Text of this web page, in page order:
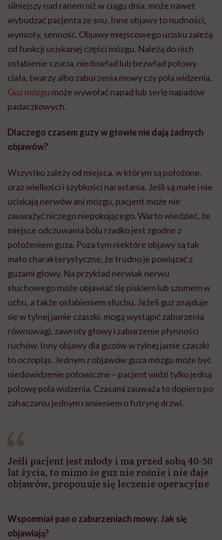
silniejszy nad ranem niż w ciągu dnia, może nawet
wybudzać pacjenta ze snu. Inne objawy to nudności,
wymioty, senność. Objawy miejscowego ucisku zależą
od funkcji uciskanej części mózgu. Należą do nich
osłabienie czucia, niedowład lub bezwład połowy
ciała, twarzy albo zaburzenia mowy czy pola widzenia.
Guz mózgu może wywołać napad lub serię napadów
padaczkowych.
Dlaczego czasem guzy w głowie nie dają żadnych
objawów?
Wszystko zależy od miejsca, w którym są położone,
oraz wielkości i szybkości narastania. Jeśli są małe i nie
uciskają nerwów ani mózgu, pacjent może nie
zauważyć niczego niepokojącego. Warto wiedzieć, że
miejsce odczuwania bólu rzadko jest zgodne z
położeniem guza. Poza tym niektóre objawy są tak
mało charakterystyczne, że trudno je powiązać z
guzami głowy. Na przykład nerwiak nerwu
słuchowego może objawiać się piskiem lub szumem w
uchu, a także osłabieniem słuchu. Jeżeli guz znajduje
się w tylnej jamie czaszki, mogą wystąpić zaburzenia
równowagi, zawroty głowy i zaburzenie płynności
ruchów. Inny objawy dla guzów w tylnej jamie czaszki
to oczopląs. Jednym z objawów guza mózgu może być
niedowidzenie połowiczne – pacjent widzi tylko jedną
połowę pola widzenia. Czasami zauważa to dopiero po
zahaczaniu jednym ramieniem o futrynę drzwi.
Jeśli pacjent jest młody i ma przed sobą 40-50
lat życia, to mimo że guz nie rośnie i nie daje
objawów, proponuje się leczenie operacyjne
Wspomniał pan o zaburzeniach mowy. Jak się
objawiają?